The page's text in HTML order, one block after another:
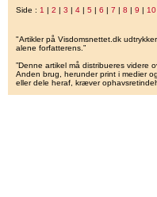
Side : 1 | 2 | 3 | 4 | 5 | 6 | 7 | 8 | 9 | 10
"Artikler på Visdomsnettet.dk
alene forfatterens.”
”Denne artikel må distribueres videre
Anden brug, herunder print i medier
eller dele heraf, kræver